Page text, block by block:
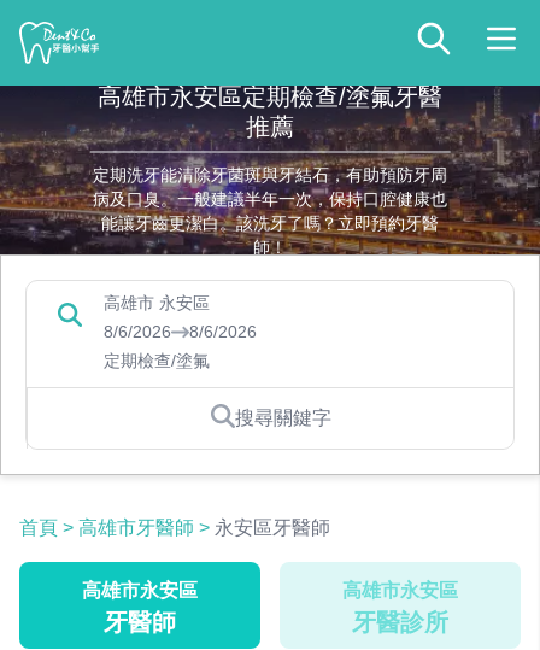
高雄市永安區定期檢查/塗氟牙醫
推薦
定期洗牙能清除牙菌斑與牙結石，有助預防牙周
病及口臭。一般建議半年一次，保持口腔健康也
能讓牙齒更潔白。該洗牙了嗎？立即預約牙醫
師！
高雄市 永安區
8/6/2026
8/6/2026
定期檢查/塗氟
搜尋關鍵字
首頁 > 高雄市牙醫師 > 永安區牙醫師
高雄市永安區
牙醫師
高雄市永安區
牙醫診所